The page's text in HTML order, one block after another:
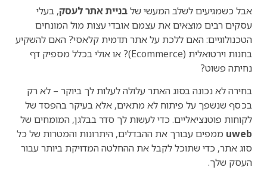
אבל כשמגיעים לשלב המעשי שלבניית אתר לעסק, בעלי
עסקים רבים מוצאים את עצמם אובדי עצות מול המונחים
הטכנולוגיים: האם ללכת על אתר תדמית קלאסי? האם להשקיע
בחנות וירטואלית (Ecommerce)? או אולי בכלל מספיק דף
נחיתה פשוט?
בחירה לא נכונה בסוג האתר עלולה לעלות לך ביוקר – לא רק
בכסף שנשפך על פיתוח לא מתאים, אלא בעיקר בהפסד של
לקוחות פוטנציאליים. כדי לעשות לך סדר בבלגן, המומחים של
uweb ממפים עבורך את ההבדלים, היתרונות והמטרות של כל
סוג אתר, כדי שתוכל לקבל את ההחלטה המדויקת ביותר עבור
העסק שלך.